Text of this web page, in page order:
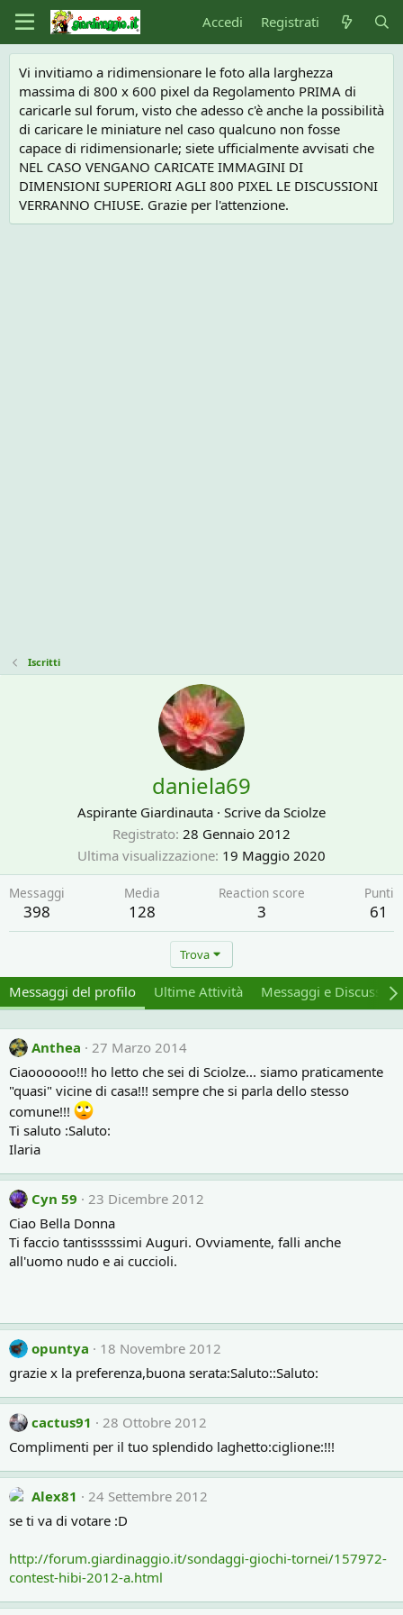
Accedi Registrati
Vi invitiamo a ridimensionare le foto alla larghezza
massima di 800 x 600 pixel da Regolamento PRIMA di
caricarle sul forum, visto che adesso c'è anche la possibilità
di caricare le miniature nel caso qualcuno non fosse
capace di ridimensionarle; siete ufficialmente avvisati che
NEL CASO VENGANO CARICATE IMMAGINI DI
DIMENSIONI SUPERIORI AGLI 800 PIXEL LE DISCUSSIONI
VERRANNO CHIUSE. Grazie per l'attenzione.
Iscritti
daniela69
Aspirante Giardinauta · Scrive da Sciolze
Registrato 28 Gennaio 2012
Ultima visualizzazione 19 Maggio 2020
Messaggi
398
Media
128
Reaction score
3
Punti
61
Trova
Messaggi del profilo Ultime Attività Messaggi e
Anthea
27 Marzo 2014
Ciaoooooo!!! ho letto che sei di Sciolze... siamo praticamente
"quasi" vicine di casa!!! sempre che si parla dello stesso
comune!!!
Ti saluto :Saluto:
Ilaria
Cyn 59
23 Dicembre 2012
Ciao Bella Donna
Ti faccio tantisssssimi Auguri. Ovviamente, falli anche
all'uomo nudo e ai cuccioli.
opuntya
18 Novembre 2012
grazie x la preferenza,buona serata:Saluto::Saluto:
cactus91
28 Ottobre 2012
Complimenti per il tuo splendido laghetto:ciglione:!!!
Alex81
24 Settembre 2012
se ti va di votare :D
http://forum.giardinaggio.it/sondaggi-giochi-tornei/157972-
contest-hibi-2012-a.html